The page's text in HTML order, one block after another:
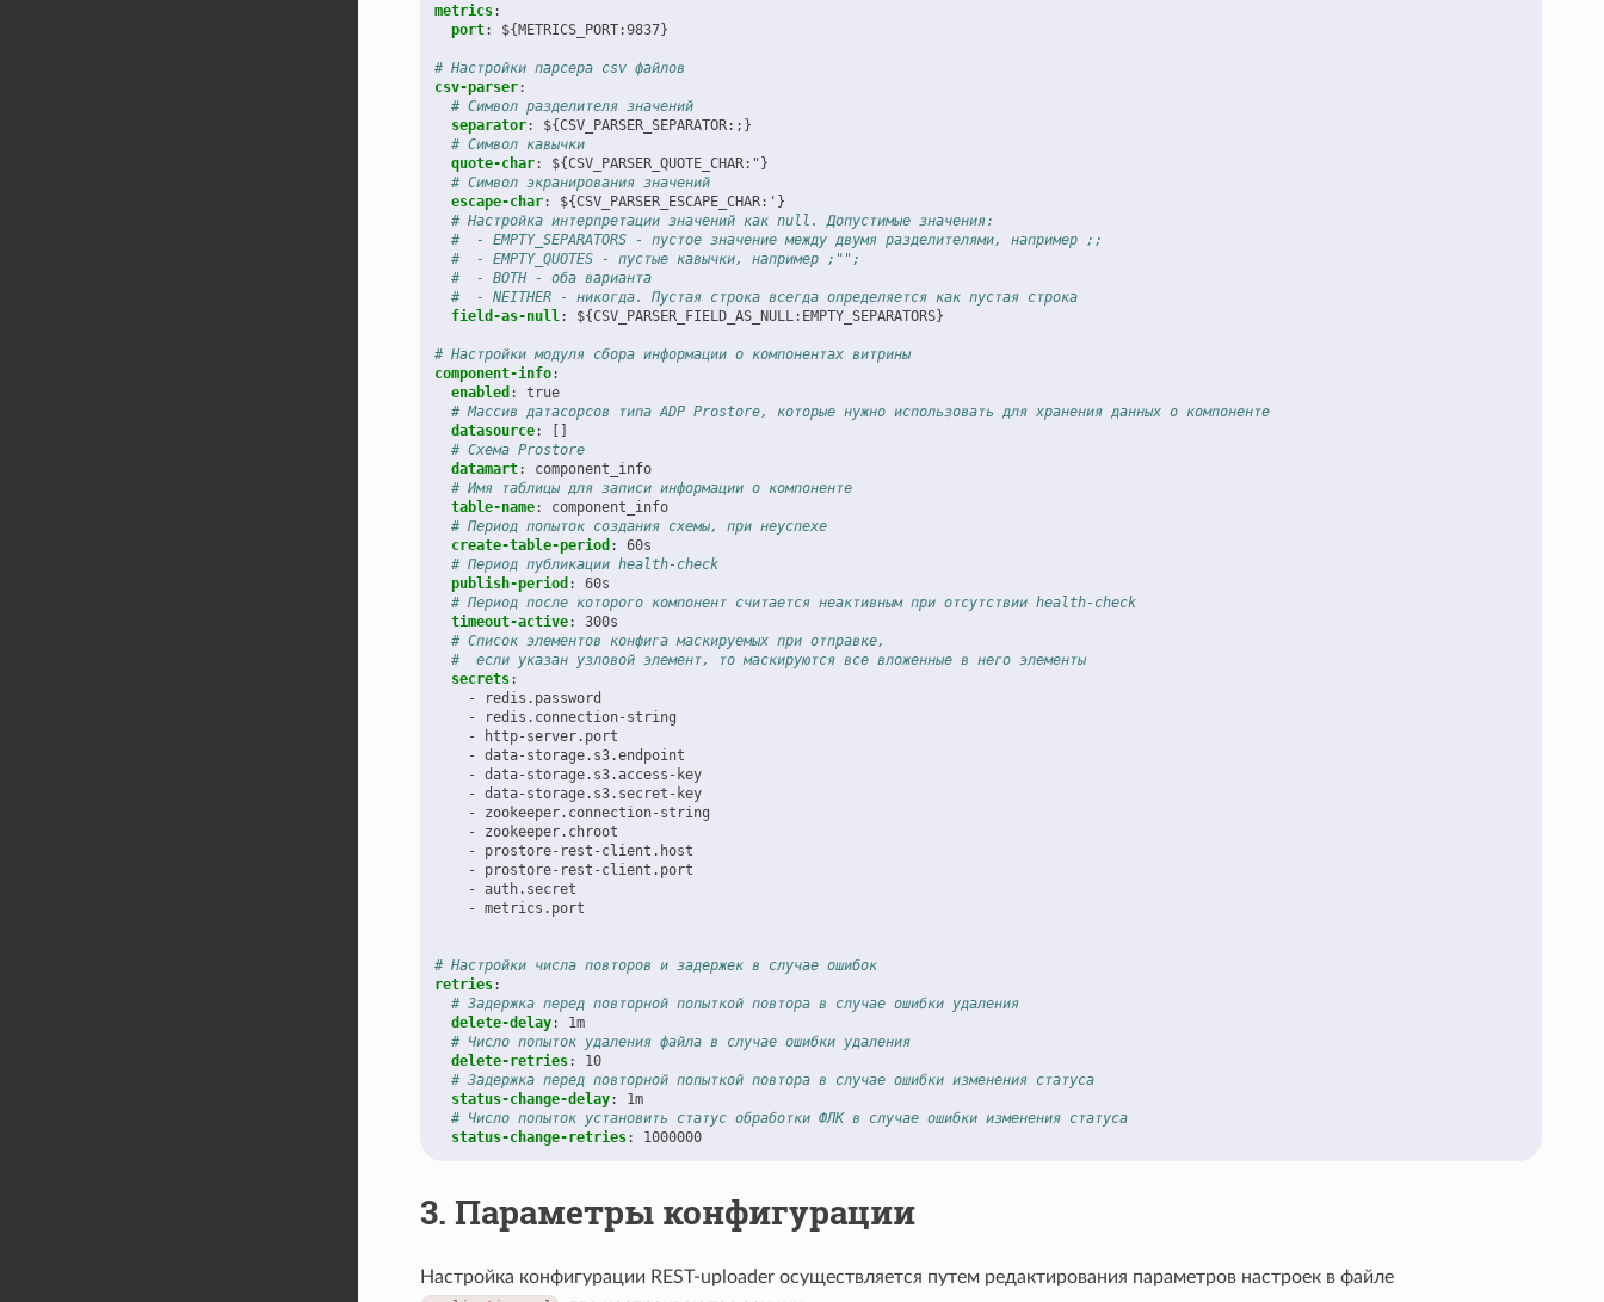
metrics:
port: ${METRICS_PORT:9837}
# Настройки парсера csv файлов
csv-parser:
# Символ разделителя значений
separator:
${CSV_PARSER_SEPARATOR:;}
# Символ кавычки
quote-char:
${CSV_PARSER_QUOTE_CHAR:"}
# Символ экранирования значений
escape-char:
${CSV_PARSER_ESCAPE_CHAR:'}
# Настройка интерпретации значений как null. Допустимые значения:
#  - EMPTY_SEPARATORS - пустое значение между двумя разделителями, например ;;
#  - EMPTY_QUOTES - пустые кавычки, например ;"";
#  - BOTH - оба варианта
#  - NEITHER - никогда. Пустая строка всегда определяется как пустая строка
field-as-null: ${CSV_PARSER_FIELD_AS_NULL:EMPTY_SEPARATORS}
# Настройки модуля сбора информации о компонентах витрины
component-info:
enabled :
true
# Массив датасорсов типа ADP Prostore, которые нужно использовать для хранения данных о компоненте
datasource:
[]
# Схема Prostore
datamart:
component_info
# Имя таблицы для записи информации о компоненте
table-name:
component_info
# Период попыток создания схемы, при неуспехе
create-table-period :
60s
# Период публикации health-check
publish-period :
60s
# Период после которого компонент считается неактивным при отсутствии health-check
timeout-active:
300s
# Список элементов конфига маскируемых при отправке,
#  если указан узловой элемент, то маскируются все вложенные в него элементы
secrets:
-
redis.password
-
redis.connection-string
-
http-server.port
- data-storage.s3.endpoint
- data-storage.s3.access-key
- data-storage.s3.secret-key
-
zookeeper.connection-string
-
zookeeper.chroot
-
prostore-rest-client.host
-
prostore-rest-client.port
- auth.secret
- metrics.port
# Настройки числа повторов и задержек в случае ошибок
retries:
# Задержка перед повторной попыткой повтора в случае ошибки удаления
delete-delay:
1m
# Число попыток удаления файла в случае ошибки удаления
delete-retries:
10
# Задержка перед повторной попыткой повтора в случае ошибки изменения статуса
status-change-delay:
1m
# Число попыток установить статус обработки ФЛК в случае ошибки изменения статуса
status-change-retries: 1000000
3. Параметры конфигурации
Настройка конфигурации REST-uploader осуществляется путем редактирования параметров настроек в файле